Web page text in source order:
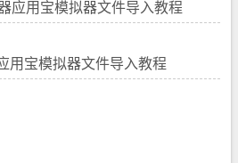
应用宝模拟器文件导入教程
用宝模拟器文件导入教程